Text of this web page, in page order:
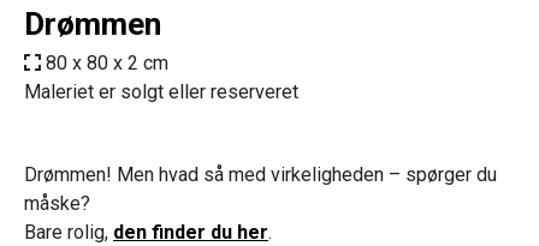
Drømmen
80 x 80 x 2 cm
Maleriet er solgt eller reserveret
Drømmen! Men hvad så med virkeligheden – spørger du
måske?
Bare rolig, den finder du her.